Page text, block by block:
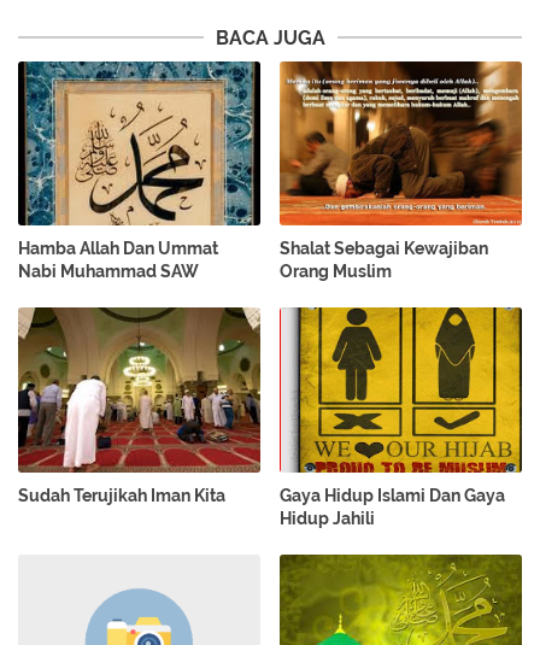
BACA JUGA
Hamba Allah Dan Ummat
Nabi Muhammad SAW
Shalat Sebagai Kewajiban
Orang Muslim
Sudah Terujikah Iman Kita
Gaya Hidup Islami Dan Gaya
Hidup Jahili